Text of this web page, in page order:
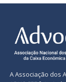
A Associação dos